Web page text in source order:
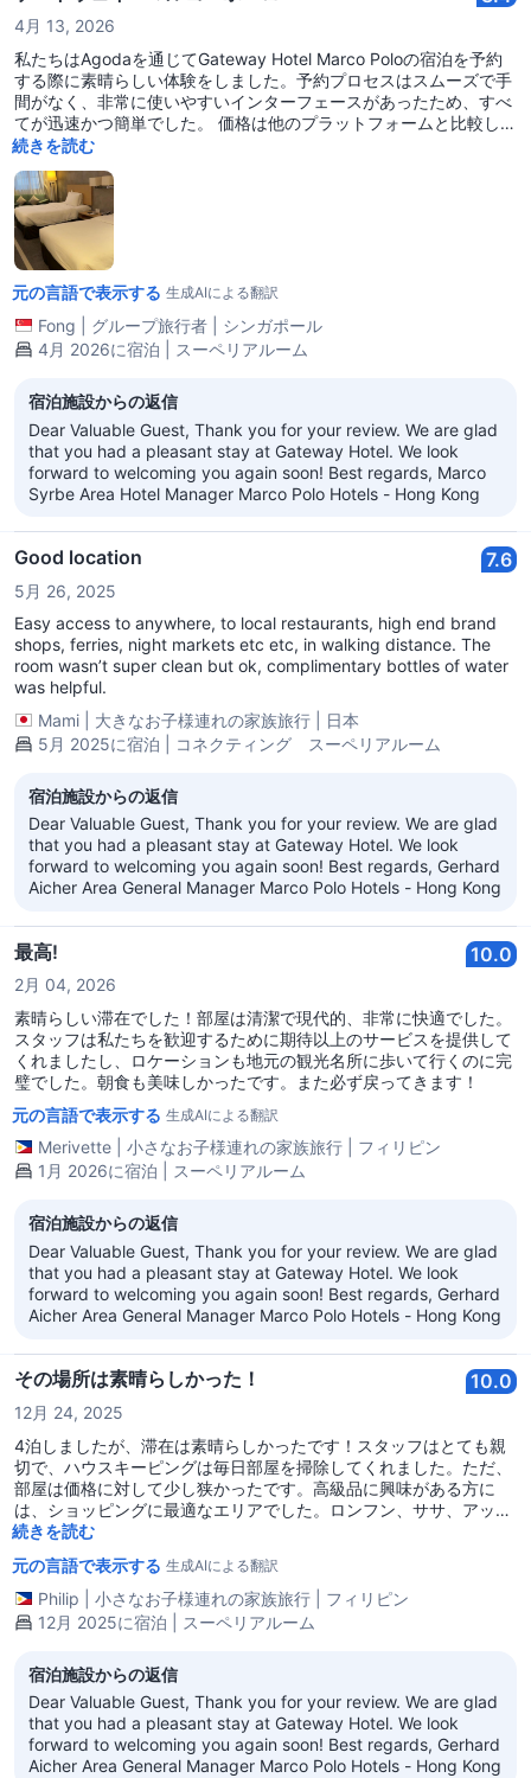
giving us the opportunity to accommodate you. We look
forward to serving you again in the future. Best regards,
Gerhard Aicher Area General Manager Marco Polo Hotels –
Hong Kong
4月 13, 2026
私たちはAgodaを通じてGateway Hotel Marco Poloの宿泊を予約
する際に素晴らしい体験をしました。予約プロセスはスムーズで手
間がなく、非常に使いやすいインターフェースがあったため、すべ
てが迅速かつ簡単でした。 価格は他のプラットフォームと比較して
競争力があり、滞在がさらに価値のあるものになりました。ホテル
た。 スタッフは宿泊中ずっと丁寧で親切で、体験をさらに快適なも
のにしてくれました。ロケーションは素晴らしく、バスやMTRへの
アクセスが容易で、特に買い物や食事に便利な多くの観光スポット
まで歩いて行ける距離にあります。 全体として、便利で信頼できる
予約体験と素晴らしい宿泊を組み合わせたものでした。私たちは間
違いなく再びAgodaを利用し、今後Gateway Hotel Marco Poloに
宿泊することを検討します。
続きを読む
元の言語で表示する 生成AIによる翻訳
Fong グループ旅行者
シンガポール
4月 2026に宿泊 | スーペリアルーム
宿泊施設からの返信
Dear Valuable Guest, Thank you for your review. We are glad
that you had a pleasant stay at Gateway Hotel. We look
forward to welcoming you again soon! Best regards, Marco
Syrbe Area Hotel Manager Marco Polo Hotels - Hong Kong
Good location 7.6
5月 26, 2025
Easy access to anywhere, to local restaurants, high end brand
shops, ferries, night markets etc etc, in walking distance. The
room wasn’t super clean but ok, complimentary bottles of water
was helpful.
Mami
大きなお子様連れの家族旅行
日本
5月 2025に宿泊 | コネクティング スーペリアルーム
宿泊施設からの返信
Dear Valuable Guest, Thank you for your review. We are glad
that you had a pleasant stay at Gateway Hotel. We look
forward to welcoming you again soon! Best regards, Gerhard
Aicher Area General Manager Marco Polo Hotels - Hong Kong
最高! 10.0
2月 04, 2026
素晴らしい滞在でした！部屋は清潔で現代的、非常に快適でした。
スタッフは私たちを歓迎するために期待以上のサービスを提供して
くれましたし、ロケーションも地元の観光名所に歩いて行くのに完
璧でした。朝食も美味しかったです。また必ず戻ってきます！
元の言語で表示する 生成AIによる翻訳
Merivette 小さなお子様連れの家族旅行
フィリピン
1月 2026に宿泊 | スーペリアルーム
宿泊施設からの返信
Dear Valuable Guest, Thank you for your review. We are glad
that you had a pleasant stay at Gateway Hotel. We look
forward to welcoming you again soon! Best regards, Gerhard
Aicher Area General Manager Marco Polo Hotels - Hong Kong
その場所は素晴らしかった！ 10.0
12月 24, 2025
4泊しましたが、滞在は素晴らしかったです！スタッフはとても親
切で、ハウスキーピングは毎日部屋を掃除してくれました。ただ、
部屋は価格に対して少し狭かったです。高級品に興味がある方に
は、ショッピングに最適なエリアでした。ロンフン、ササ、アップ
ルストアはホテルのすぐ外にあります。ホテルの正面には朝食にぴ
ったりの美味しい茶餐廳もあります。このホテルはハーバーシティ
とも直結しているので、香港で最大のショッピングモールを回るの
も問題ありません。
続きを読む
元の言語で表示する 生成AIによる翻訳
Philip 小さなお子様連れの家族旅行
フィリピン
12月 2025に宿泊 | スーペリアルーム
宿泊施設からの返信
Dear Valuable Guest, Thank you for your review. We are glad
that you had a pleasant stay at Gateway Hotel. We look
forward to welcoming you again soon! Best regards, Gerhard
Aicher Area General Manager Marco Polo Hotels - Hong Kong